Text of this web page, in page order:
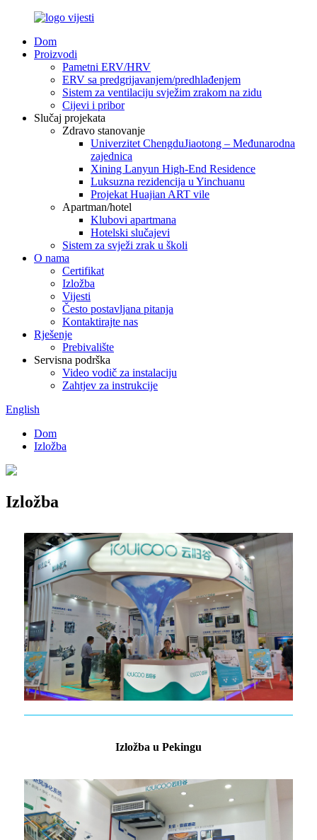
Dom
Proizvodi
Pametni ERV/HRV
ERV sa predgrijavanjem/predhlađenjem
Sistem za ventilaciju svježim zrakom na zidu
Cijevi i pribor
Slučaj projekata
Zdravo stanovanje
Univerzitet ChengduJiaotong – Međunarodna
zajednica
Xining Lanyun High-End Residence
Luksuzna rezidencija u Yinchuanu
Projekat Huajian ART vile
Apartman/hotel
Klubovi apartmana
Hotelski slučajevi
Sistem za svježi zrak u školi
O nama
Certifikat
Izložba
Vijesti
Često postavljana pitanja
Kontaktirajte nas
Rješenje
Prebivalište
Servisna podrška
Video vodič za instalaciju
Zahtjev za instrukcije
English
Dom
Izložba
Izložba
Izložba u Pekingu